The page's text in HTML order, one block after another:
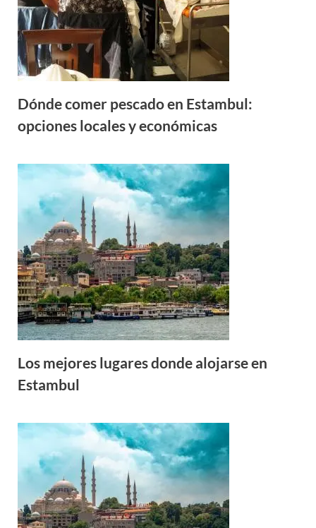
Dónde comer pescado en Estambul:
opciones locales y económicas
Los mejores lugares donde alojarse en
Estambul